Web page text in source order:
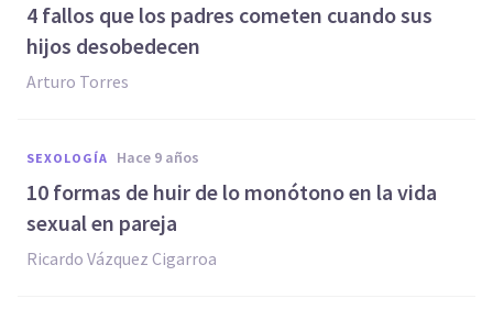
4 fallos que los padres cometen cuando sus
hijos desobedecen
Arturo Torres
SEXOLOGÍA hace 9 años
10 formas de huir de lo monótono en la vida
sexual en pareja
Ricardo Vázquez Cigarroa